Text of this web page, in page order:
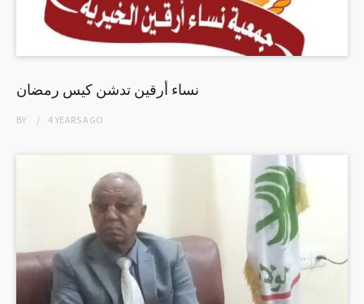
نساء أرقين تدشن كيس رمضان
BY 4 YEARSAGO